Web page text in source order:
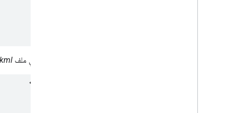
في ما يلي ملف